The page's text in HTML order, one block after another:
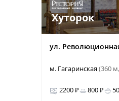
Хуторок
ул.
м. Гагаринская(360
2200 ₽ 800 ₽